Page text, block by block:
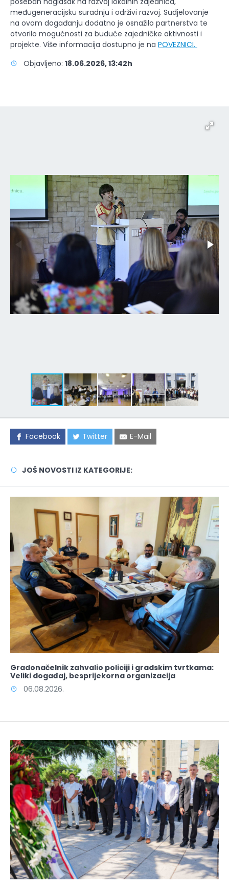
međugeneracijsku suradnju i održivi razvoj. Sudjelovanje
na ovom događanju dodatno je osnažilo partnerstva te
otvorilo mogućnosti za buduće zajedničke aktivnosti i
projekte. Više informacija dostupno je na POVEZNICI.
Objavljeno: 18.06.2026, 13:42h
Facebook Twitter E-Mail
JOŠ NOVOSTI IZ KATEGORIJE:
Gradonačelnik zahvalio policiji i gradskim tvrtkama:
Veliki događaj, besprijekorna organizacija
06.08.2026.